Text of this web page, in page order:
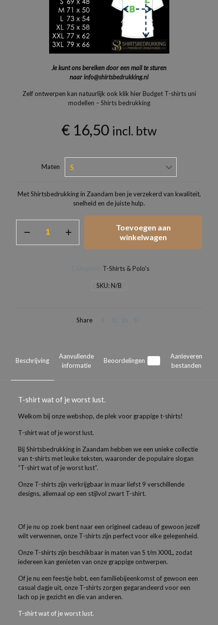
Je kunt ons bereiken door een mail te sturen
naarinfo@shirtsbedrukking.nl
Zelf ontwerpen kan natuurlijk ook klik hier Budget T-shirts uni
modellen – Shirts bedrukking
€ 16,50 incl. btw
Maten
Met Shirtsbedrukking in Zaandam ben je verzekerd van kwaliteit,
snelheid en de juiste hulp.
shirt
Toevoegen aan
winkelwagen
SKU:N/B
T-Shirts & Polo's
Share
Beschrijving
Aanvullende
informatie
Beoordelingen
Aanleveren
bestanden
T-shirt wat of je worst lust.
Welkom bij onze webshop, de plek voor grappige t-shirts!
T-shirt wat of je worst lust.
Bij Shirtsbedrukking in Zaandam hebben we een unieke collectie
van t-shirts met leuke teksten, waaronder de populaire slogan
“T-shirt wat of je worst lust”.
Onze T-shirts zijn verkrijgbaar in maar liefst 9 verschillende
designs, allemaal op een stijlvol zwart T-shirt.
Of je nu op zoek bent naar een origineel cadeau of gewoon jezelf
wilt verwennen, onze T-shirts zijn perfect voor elke gelegenheid.
Onze T-shirts zijn beschikbaar in maten van S t/m XXXL, zodat
iedereen kan genieten van onze grappige ontwerpen.
Of je nu een feestje hebt, een familiebijeenkomst of gewoon een
casual dagje uit, onze T-shirts zorgen gegarandeerd voor een
lach op je gezicht en die van anderen.
T-shirt wat of je worst lust.